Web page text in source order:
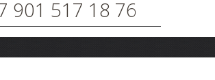
901 517 18 76